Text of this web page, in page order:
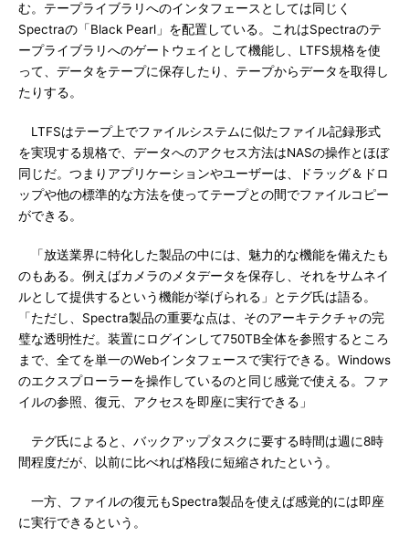
む。テープライブラリへのインタフェースとしては同じく
Spectraの「Black Pearl」を配置している。これはSpectraのテ
ープライブラリへのゲートウェイとして機能し、LTFS規格を使
って、データをテープに保存したり、テープからデータを取得し
たりする。
LTFSはテープ上でファイルシステムに似たファイル記録形式
を実現する規格で、データへのアクセス方法はNASの操作とほぼ
同じだ。つまりアプリケーションやユーザーは、ドラッグ＆ドロ
ップや他の標準的な方法を使ってテープとの間でファイルコピー
ができる。
「放送業界に特化した製品の中には、魅力的な機能を備えたも
のもある。例えばカメラのメタデータを保存し、それをサムネイ
ルとして提供するという機能が挙げられる」とテグ氏は語る。
「ただし、Spectra製品の重要な点は、そのアーキテクチャの完
璧な透明性だ。装置にログインして750TB全体を参照するところ
まで、全てを単一のWebインタフェースで実行できる。Windows
のエクスプローラーを操作しているのと同じ感覚で使える。ファ
イルの参照、復元、アクセスを即座に実行できる」
テグ氏によると、バックアップタスクに要する時間は週に8時
間程度だが、以前に比べれば格段に短縮されたという。
一方、ファイルの復元もSpectra製品を使えば感覚的には即座
に実行できるという。